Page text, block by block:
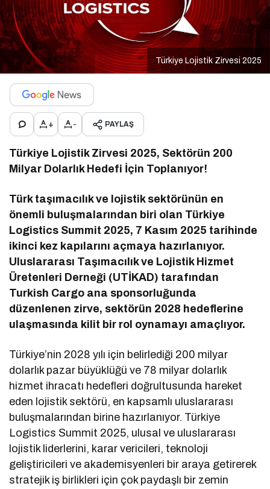
Türkiye Lojistik Zirvesi 2025
+ - PAYLAŞ
Türkiye Lojistik Zirvesi 2025, Sektörün 200
Milyar Dolarlık Hedefi İçin Toplanıyor!
Türk taşımacılık ve lojistik sektörünün en
önemli buluşmalarından biri olan Türkiye
Logistics Summit 2025, 7 Kasım 2025 tarihinde
ikinci kez kapılarını açmaya hazırlanıyor.
Uluslararası Taşımacılık ve Lojistik Hizmet
Üretenleri Derneği (UTİKAD) tarafından
Turkish Cargo ana sponsorluğunda
düzenlenen zirve, sektörün 2028 hedeflerine
ulaşmasında kilit bir rol oynamayı amaçlıyor.
Türkiye’nin 2028 yılı için belirlediği 200 milyar
dolarlık pazar büyüklüğü ve 78 milyar dolarlık
hizmet ihracatı hedefleri doğrultusunda hareket
eden lojistik sektörü, en kapsamlı uluslararası
buluşmalarından birine hazırlanıyor. Türkiye
Logistics Summit 2025, ulusal ve uluslararası
lojistik liderlerini, karar vericileri, teknoloji
geliştiricileri ve akademisyenleri bir araya getirerek
stratejik iş birlikleri için çok paydaşlı bir zemin